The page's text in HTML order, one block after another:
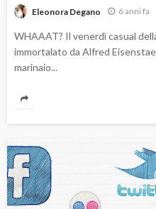
Eleonora Degano 6 anni fa
WHAAAT? Il venerdì casual
immortalato da Alfred
marinaio...